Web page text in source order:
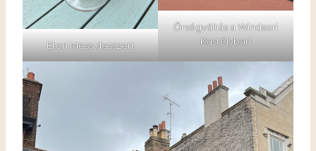
Eton Mess desszert
Őrségváltás a Windsori
Kastélyban